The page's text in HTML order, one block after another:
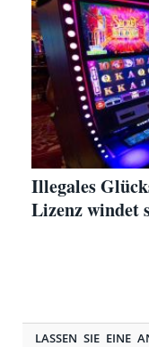
Illegales
Lizenz windet
LASSEN SIE EINE